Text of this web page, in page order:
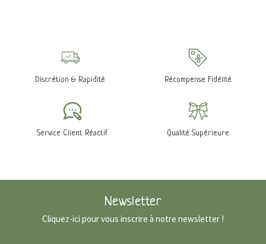
Discrétion & Rapidité Récompense Fidélité
Service Client Réactif Qualité Supérieure
Newsletter
Cliquez-ici pour vous inscrire à notre newsletter !